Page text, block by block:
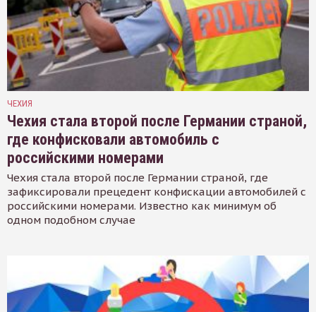
ЧЕХИЯ
Чехия стала второй после Германии страной,
где конфисковали автомобиль с
российскими номерами
Чехия стала второй после Германии страной, где
зафиксировали прецедент конфискации автомобилей с
российскими номерами. Известно как минимум об
одном подобном случае